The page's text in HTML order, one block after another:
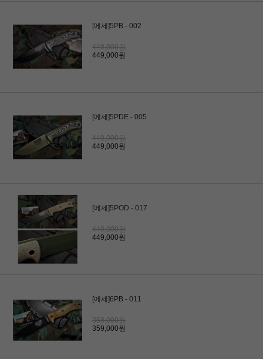
[에세]5PB - 002
449,000원
449,000원
[에세]5PDE - 005
449,000원
449,000원
[에세]5POD - 017
449,000원
449,000원
[에세]6PB - 011
359,000원
359,000원